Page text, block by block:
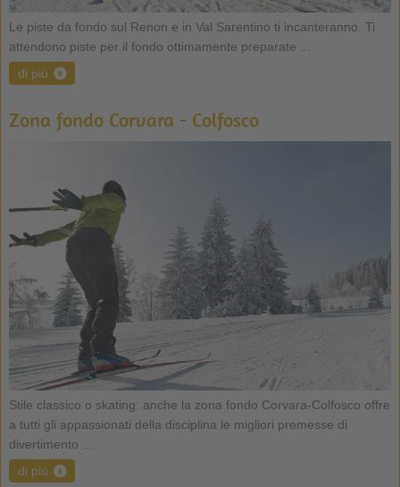
Le piste da fondo sul Renon e in Val Sarentino ti incanteranno. Ti
attendono piste per il fondo ottimamente preparate ...
di più
Zona fondo Corvara - Colfosco
Stile classico o skating: anche la zona fondo Corvara-Colfosco offre
a tutti gli appassionati della disciplina le migliori premesse di
divertimento ...
di più